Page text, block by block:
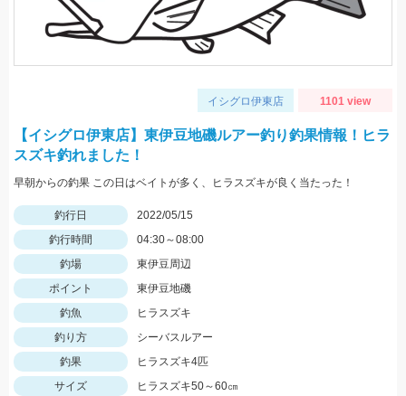
イシグロ伊東店 1101 view
【イシグロ伊東店】東伊豆地磯ルアー釣り釣果情報！ヒラ
スズキ釣れました！
早朝からの釣果 この日はベイトが多く、ヒラスズキが良く当たった！
釣行日
2022/05/15
釣行時間
04:30～08:00
釣場
東伊豆周辺
ポイント
東伊豆地磯
釣魚
ヒラスズキ
釣り方
シーバスルアー
釣果
ヒラスズキ4匹
サイズ
ヒラスズキ50～60㎝